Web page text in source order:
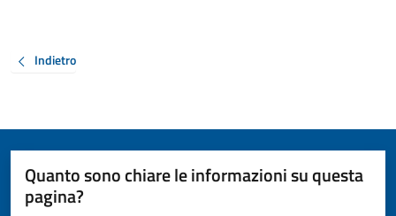
Indietro
Quanto sono chiare le informazioni su questa
pagina?